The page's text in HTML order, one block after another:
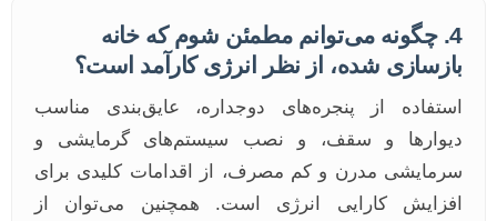
4. چگونه می‌توانم مطمئن شوم که خانه
بازسازی شده، از نظر انرژی کارآمد است؟
استفاده از پنجره‌های دوجداره، عایق‌بندی مناسب
دیوارها و سقف، و نصب سیستم‌های گرمایشی و
سرمایشی مدرن و کم مصرف، از اقدامات کلیدی برای
افزایش کارایی انرژی است. همچنین می‌توان از